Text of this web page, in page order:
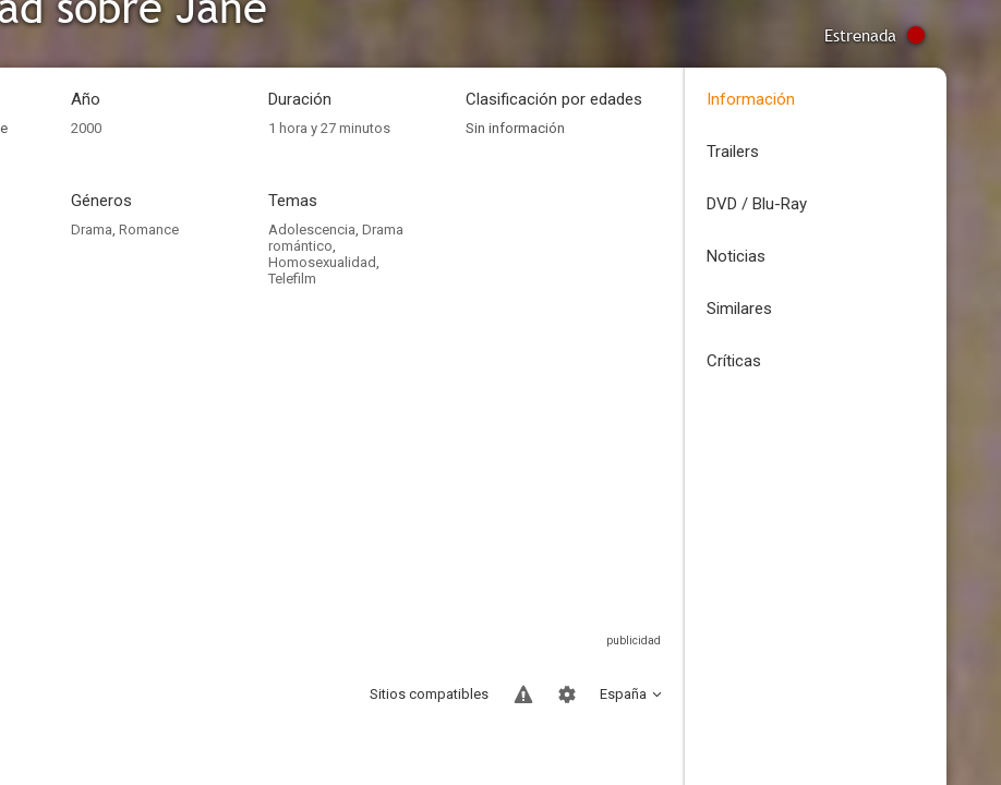
Estrenada
Año
2000
Duración
1 hora y 27 minutos
Clasificación por edades
Sin información
Géneros
Drama, Romance
Temas
Adolescencia, Drama
romántico,
Homosexualidad,
Telefilm
España
Sitios compatibles
Información
Trailers
DVD / Blu-Ray
Noticias
Similares
Críticas